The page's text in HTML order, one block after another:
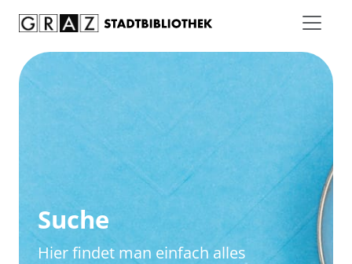
Suche
Hier findet man einfach alles